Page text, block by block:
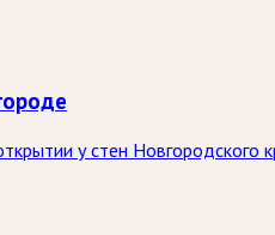
у стен Новгородского